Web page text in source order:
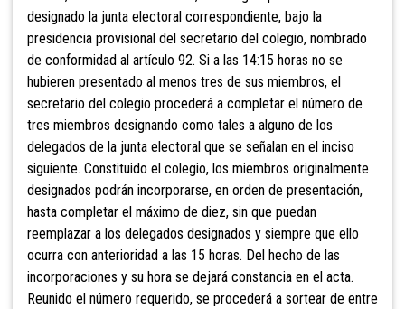
designado la junta electoral correspondiente, bajo la
presidencia provisional del secretario del colegio, nombrado
de conformidad al artículo 92. Si a las 14:15 horas no se
hubieren presentado al menos tres de sus miembros, el
secretario del colegio procederá a completar el número de
tres miembros designando como tales a alguno de los
delegados de la junta electoral que se señalan en el inciso
siguiente. Constituido el colegio, los miembros originalmente
designados podrán incorporarse, en orden de presentación,
hasta completar el máximo de diez, sin que puedan
reemplazar a los delegados designados y siempre que ello
ocurra con anterioridad a las 15 horas. Del hecho de las
incorporaciones y su hora se dejará constancia en el acta.
Reunido el número requerido, se procederá a sortear de entre